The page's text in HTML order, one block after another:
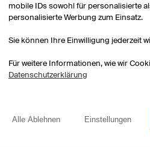
mobile IDs sowohl für personalisierte
personalisierte Werbung zum Einsatz.
Sie können Ihre Einwilligung jederzeit
Für weitere Informationen, wie wir
Datenschutzerklärung
Alle Ablehnen Einstellungen